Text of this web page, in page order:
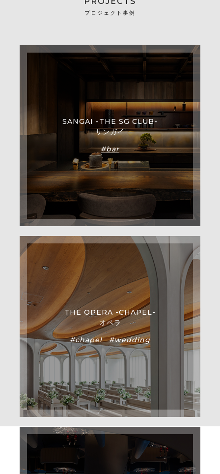
プロジェクト事例
SANGAI -THE SG CLUB-
サンガイ
#bar
THE OPERA -CHAPEL-
オペラ
#chapel
#wedding